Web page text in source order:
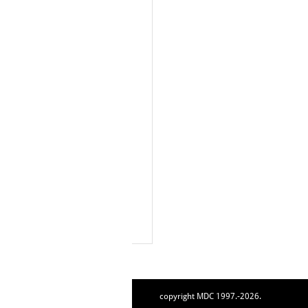
copyright MDC 1997.-2026.